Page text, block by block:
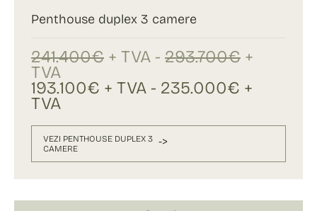
Penthouse duplex 3 camere
241.400€ + TVA - 293.700€ +
TVA
193.100€ + TVA - 235.000€ +
TVA
VEZI PENTHOUSE DUPLEX 3
CAMERE
->